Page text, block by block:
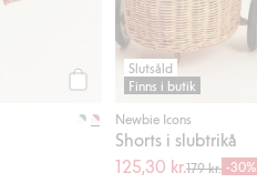
Slutsåld
Finns i butik
Newbie Icons
Shorts i slubtrikå
125,30 kr.179 kr. -30%